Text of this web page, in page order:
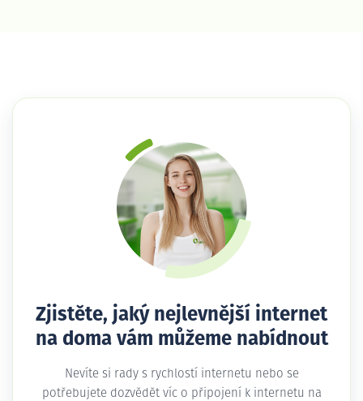
Zjistěte, jaký nejlevnější internet
na doma vám můžeme nabídnout
Nevíte si rady s rychlostí internetu nebo se
potřebujete dozvědět víc o připojení k internetu na